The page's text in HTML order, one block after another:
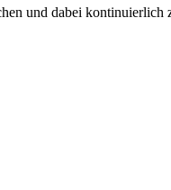
und dabei kontinuierlich